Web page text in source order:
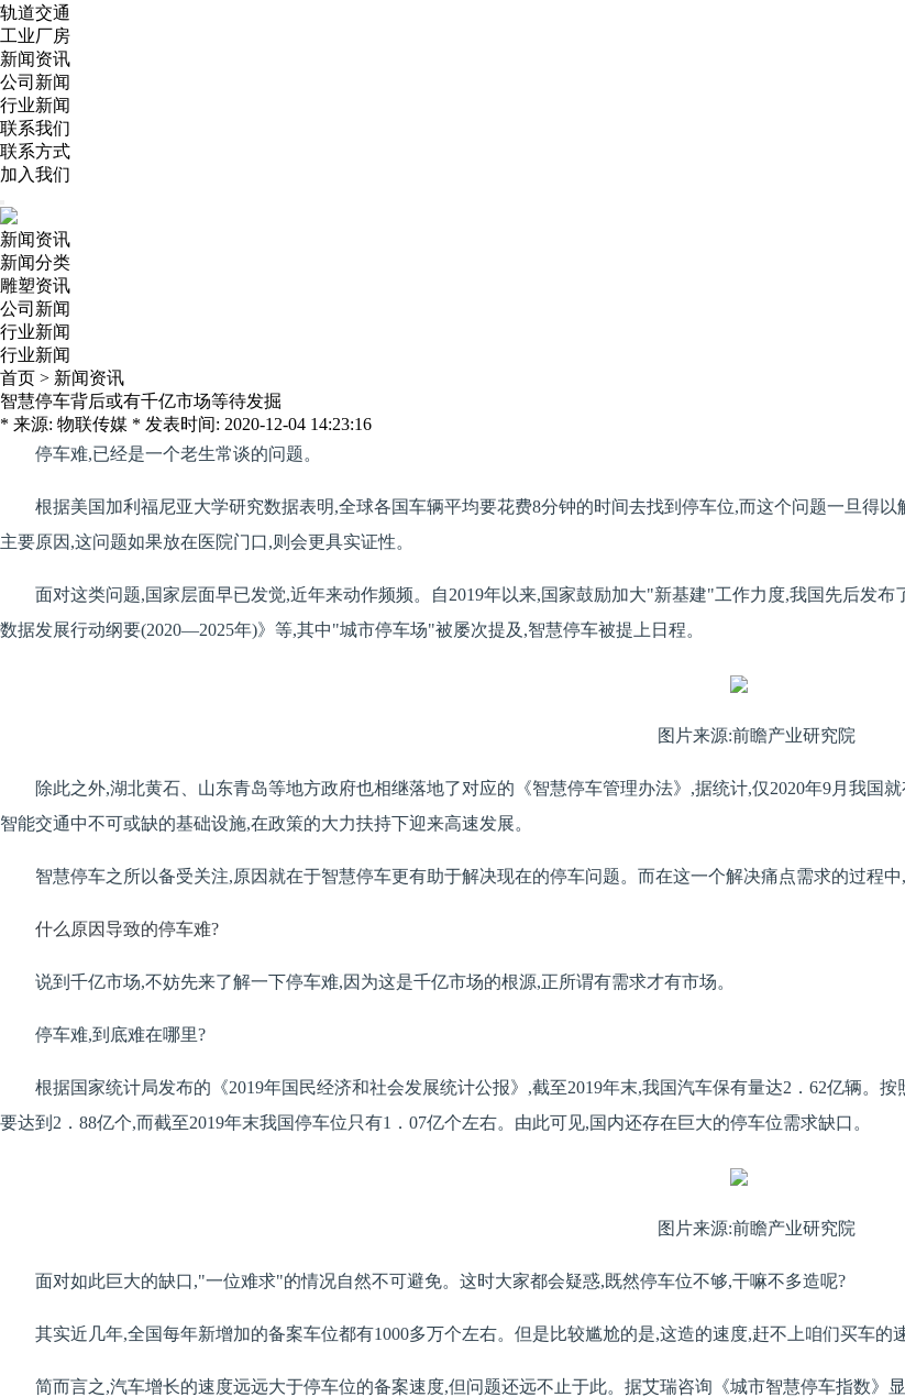
轨道交通
工业厂房
新闻资讯
公司新闻
行业新闻
联系我们
联系方式
加入我们
新闻资讯
新闻分类
雕塑资讯
公司新闻
行业新闻
行业新闻
首页 > 新闻资讯
智慧停车背后或有千亿市场等待发掘
* 来源: 物联传媒 * 发表时间: 2020-12-04 14:23:16
停车难,已经是一个老生常谈的问题。
根据美国加利福尼亚大学研究数据表明,全球各国车辆平均要花费8分钟的时间去找到停车位,而这个问题一旦得
主要原因,这问题如果放在医院门口,则会更具实证性。
面对这类问题,国家层面早已发觉,近年来动作频频。自2019年以来,国家鼓励加大"新基建"工作力度,我国先后发
数据发展行动纲要(2020—2025年)》等,其中"城市停车场"被屡次提及,智慧停车被提上日程。
图片来源:前瞻产业研究院
除此之外,湖北黄石、山东青岛等地方政府也相继落地了对应的《智慧停车管理办法》,据统计,仅2020年9月我国
智能交通中不可或缺的基础设施,在政策的大力扶持下迎来高速发展。
智慧停车之所以备受关注,原因就在于智慧停车更有助于解决现在的停车问题。而在这一个解决痛点需求的过程
什么原因导致的停车难?
说到千亿市场,不妨先来了解一下停车难,因为这是千亿市场的根源,正所谓有需求才有市场。
停车难,到底难在哪里?
根据国家统计局发布的《2019年国民经济和社会发展统计公报》,截至2019年末,我国汽车保有量达2．62亿辆。
要达到2．88亿个,而截至2019年末我国停车位只有1．07亿个左右。由此可见,国内还存在巨大的停车位需求缺口。
图片来源:前瞻产业研究院
面对如此巨大的缺口,"一位难求"的情况自然不可避免。这时大家都会疑惑,既然停车位不够,干嘛不多造呢?
其实近几年,全国每年新增加的备案车位都有1000多万个左右。但是比较尴尬的是,这造的速度,赶不上咱们买车的
简而言之,汽车增长的速度远远大于停车位的备案速度,但问题还远不止于此。据艾瑞咨询《城市智慧停车指数》